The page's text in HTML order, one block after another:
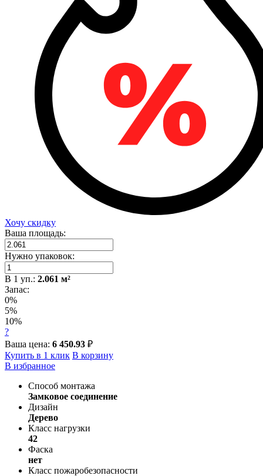
Хочу скидку
Ваша площадь:
Нужно упаковок:
В 1 уп.: 2.061 м²
Запас:
0%
5%
10%
?
Ваша цена: 6 450.93 ₽
Купить в 1 клик В корзину
В избранное
Способ монтажа
Замковое соединение
Дизайн
Дерево
Класс нагрузки
42
Фаска
нет
Класс пожаробезопасности